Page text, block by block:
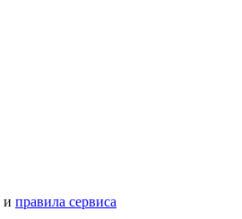
и правила сервиса